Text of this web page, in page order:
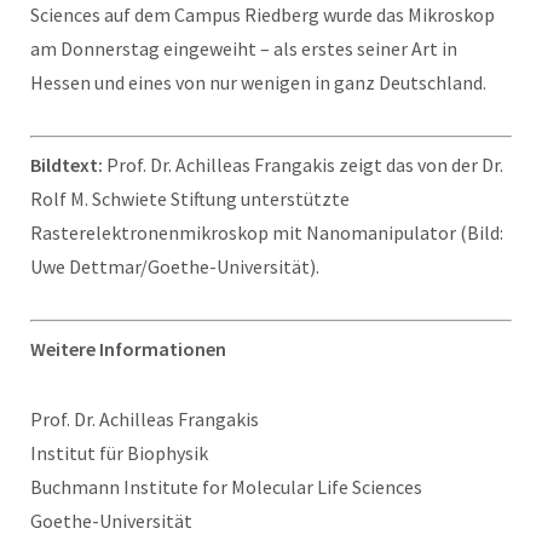
Sciences auf dem Campus Riedberg wurde das Mikroskop
am Donnerstag eingeweiht – als erstes seiner Art in
Hessen und eines von nur wenigen in ganz Deutschland.
Bildtext: Prof. Dr. Achilleas Frangakis zeigt das von der Dr.
Rolf M. Schwiete Stiftung unterstützte
Rasterelektronenmikroskop mit Nanomanipulator (Bild:
Uwe Dettmar/Goethe-Universität).
Weitere Informationen
Prof. Dr. Achilleas Frangakis
Institut für Biophysik
Buchmann Institute for Molecular Life Sciences
Goethe-Universität